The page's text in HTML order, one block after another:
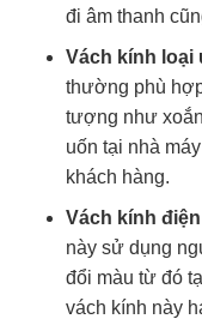
đi âm thanh
Vách kính loại
thường phù
tượng như
uốn tại nhà
khách hàng.
Vách kính
này sử dụng
đổi màu từ đó
vách kính này